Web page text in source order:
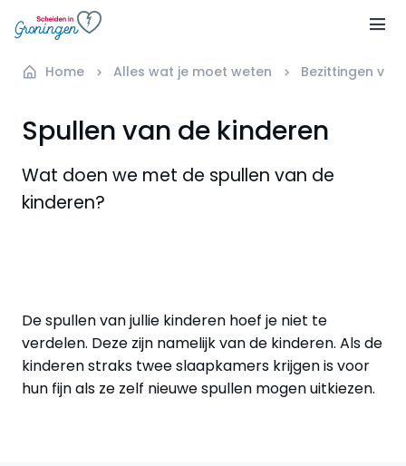
Home Alles wat je moet weten Bezittingen
Spullen van de kinderen
Wat doen we met de spullen van de
kinderen?
De spullen van jullie kinderen hoef je niet te
verdelen. Deze zijn namelijk van de kinderen. Als de
kinderen straks twee slaapkamers krijgen is voor
hun fijn als ze zelf nieuwe spullen mogen uitkiezen.